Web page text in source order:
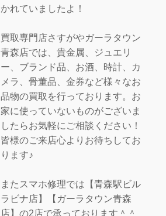
かれていましたよ！
買取専門店さすがやガーラタウン
青森店では、貴金属、ジュエリ
ー、ブランド品、お酒、時計、カ
メラ、骨董品、金券など様々なお
品物の買取を行っております。お
家に使っていないものがございま
したらお気軽にご相談ください！
皆様のご来店心よりお待ちしてお
ります♪
またスマホ修理では【青森駅ビル
ラビナ店】【ガーラタウン青森
店】の2店で承っております＾＾